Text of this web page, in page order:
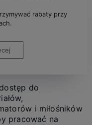
rabaty przy
do
i miłośników
pracować na